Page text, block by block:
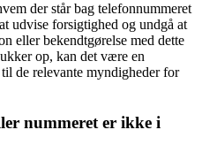
der står bag telefonnummeret
udvise forsigtighed og undgå at
eller bekendtgørelse med dette
op, kan det være en
de relevante myndigheder for
nummeret er ikke i